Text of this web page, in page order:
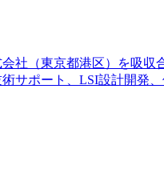
社（東京都港区）を吸
サポート、LSI設計開発